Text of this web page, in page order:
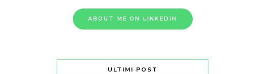
ABOUT ME ON LINKEDIN
ULTIMI POST